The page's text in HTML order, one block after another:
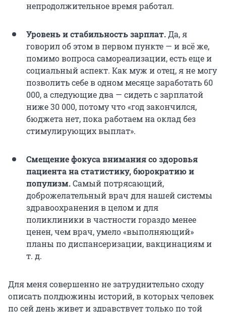
непродолжительное время работал.
Уровень и стабильность зарплат.Да, я
говорил об этом в первом пункте — и всё же,
помимо вопроса самореализации, есть еще и
социальный аспект. Как муж и отец, я не могу
позволить себе в одном месяце заработать 60
000, а следующие два — сидеть с зарплатой
ниже 30 000, потому что «год закончился,
бюджета нет, пока работаем на оклад без
стимулирующих выплат».
Смещение фокуса внимания со здоровья
пациента на статистику, бюрократию и
популизм.Самый потрясающий,
доброжелательный врач для нашей системы
здравоохранения в целом и для
поликлиники в частности гораздо менее
ценен, чем врач, умело «выполняющий»
планы по диспансеризации, вакцинациям и
т. д.
Для меня совершенно не затруднительно сходу
описать полдюжины историй, в которых человек
по сей день живет и здравствует только по той